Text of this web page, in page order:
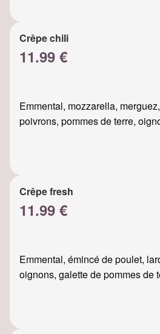
Crêpe chili
11.99 €
Emmental, mozzarella,
poivrons, pommes de terre,
Crêpe fresh
11.99 €
Emmental, émincé de poulet,
oignons, galette de pommes de